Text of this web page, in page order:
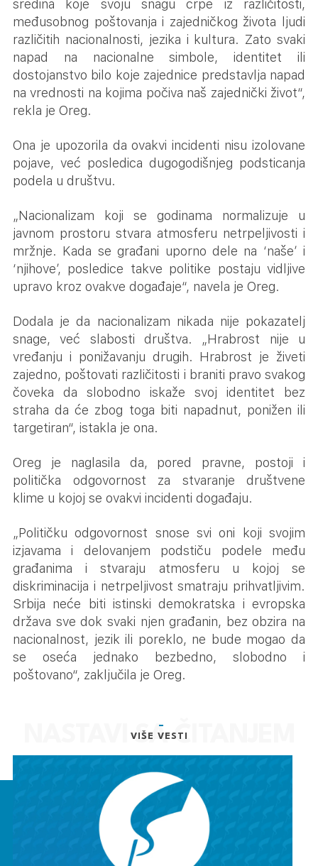
sredina koje svoju snagu crpe iz različitosti,
međusobnog poštovanja i zajedničkog života ljudi
različitih nacionalnosti, jezika i kultura. Zato svaki
napad na nacionalne simbole, identitet ili
dostojanstvo bilo koje zajednice predstavlja napad
na vrednosti na kojima počiva naš zajednički život“,
rekla je Oreg.
Ona je upozorila da ovakvi incidenti nisu izolovane
pojave, već posledica dugogodišnjeg podsticanja
podela u društvu.
„Nacionalizam koji se godinama normalizuje u
javnom prostoru stvara atmosferu netrpeljivosti i
mržnje. Kada se građani uporno dele na ‘naše’ i
‘njihove’, posledice takve politike postaju vidljive
upravo kroz ovakve događaje“, navela je Oreg.
Dodala je da nacionalizam nikada nije pokazatelj
snage, već slabosti društva. „Hrabrost nije u
vređanju i ponižavanju drugih. Hrabrost je živeti
zajedno, poštovati različitosti i braniti pravo svakog
čoveka da slobodno iskaže svoj identitet bez
straha da će zbog toga biti napadnut, ponižen ili
targetiran“, istakla je ona.
Oreg je naglasila da, pored pravne, postoji i
politička odgovornost za stvaranje društvene
klime u kojoj se ovakvi incidenti događaju.
„Političku odgovornost snose svi oni koji svojim
izjavama i delovanjem podstiču podele među
građanima i stvaraju atmosferu u kojoj se
diskriminacija i netrpeljivost smatraju prihvatljivim.
Srbija neće biti istinski demokratska i evropska
država sve dok svaki njen građanin, bez obzira na
nacionalnost, jezik ili poreklo, ne bude mogao da
se oseća jednako bezbedno, slobodno i
poštovano“, zaključila je Oreg.
VIŠE VESTI